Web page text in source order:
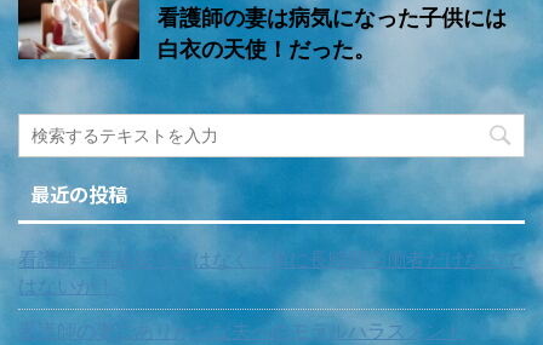
看護師の妻は病気になった子供には
白衣の天使！だった。
最近の投稿
看護師＝高給取りではなく、単に長時間労働者だけなので
はないか！
看護師の妻にありがちな夫へのモラルハラスメント